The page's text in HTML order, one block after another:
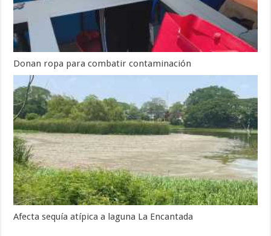
Donan ropa para combatir contaminación
Afecta sequía atípica a laguna La Encantada